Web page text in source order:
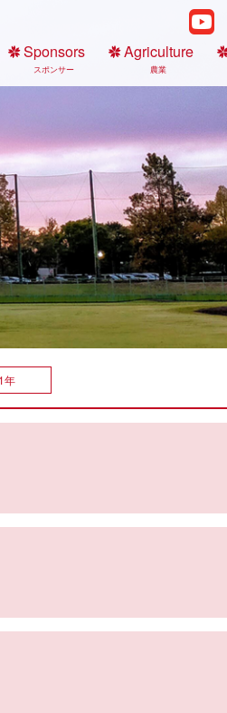
Sponsors
スポンサー
Agriculture
農業
年